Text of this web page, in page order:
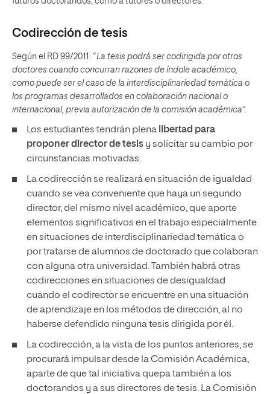
Codirección de tesis
Según el RD 99/2011: “La tesis podrá ser codirigida por otros
doctores cuando concurran razones de índole académico,
como puede ser el caso de la interdisciplinariedad temática o
los programas desarrollados en colaboración nacional o
internacional, previa autorización de la comisión académica”.
Los estudiantes tendrán plena libertad para
proponer director de tesis y solicitar su cambio por
circunstancias motivadas.
La codirección se realizará en situación de igualdad
cuando se vea conveniente que haya un segundo
director, del mismo nivel académico, que aporte
elementos significativos en el trabajo especialmente
en situaciones de interdisciplinariedad temática o
por tratarse de alumnos de doctorado que colaboran
con alguna otra universidad. También habrá otras
codirecciones en situaciones de desigualdad
cuando el codirector se encuentre en una situación
de aprendizaje en los métodos de dirección, al no
haberse defendido ninguna tesis dirigida por él.
La codirección, a la vista de los puntos anteriores, se
procurará impulsar desde la Comisión Académica,
aparte de que tal iniciativa quepa también a los
doctorandos y a sus directores de tesis. La Comisión